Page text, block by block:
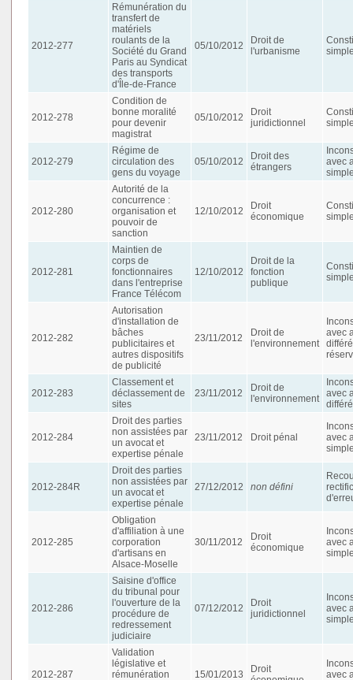
2012-277
Rémunération du
transfert de
matériels
roulants de la
Société du Grand
Paris au Syndicat
des transports
d'Île-de-France
05/10/2012
Droit de
l'urbanisme
2012-278
Condition de
bonne moralité
pour devenir
magistrat
05/10/2012
Droit
juridictionnel
2012-279
Régime de
circulation des
gens du voyage
05/10/2012
Droit des
étrangers
avec
2012-280
Autorité de la
concurrence :
organisation et
pouvoir de
sanction
12/10/2012
Droit
économique
2012-281
Maintien de
corps de
fonctionnaires
dans l'entreprise
France Télécom
12/10/2012
Droit de la
fonction
publique
2012-282
Autorisation
d'installation de
bâches
publicitaires et
autres dispositifs
de publicité
23/11/2012
Droit de
l'environnement
avec
2012-283
Classement et
déclassement de
sites
23/11/2012
Droit de
l'environnement
avec
2012-284
Droit des parties
non assistées par
un avocat et
expertise pénale
23/11/2012 Droit pénal
avec
2012-284R
Droit des parties
non assistées par
un avocat et
expertise pénale
27/12/2012 non défini
2012-285
Obligation
d'affiliation à une
corporation
d'artisans en
Alsace-Moselle
30/11/2012
Droit
économique
avec
2012-286
Saisine d'office
du tribunal pour
l'ouverture de la
procédure de
redressement
judiciaire
07/12/2012
Droit
juridictionnel
avec
2012-287
Validation
législative et
rémunération
15/01/2013
Droit
avec